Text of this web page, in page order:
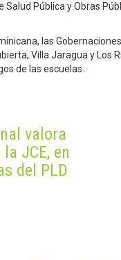
Salud Pública y Obras
las
Villa Jaragua y Los
de las escuelas.
valora
JCE, en
del PLD